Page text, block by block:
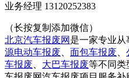
业务经理 13120252383
（长按复制添加微信）
北京汽车报废网 是一家专业从
源电动车报废
面包车报废
车报废
大巴车报废等不同类